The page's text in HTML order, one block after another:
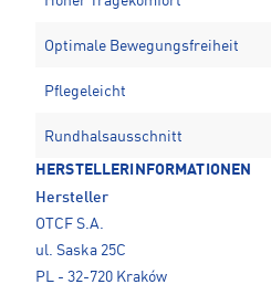
Optimale Bewegungsfreiheit
Pflegeleicht
Rundhalsausschnitt
HERSTELLERINFORMATIONEN
Hersteller
OTCF S.A.
ul. Saska 25C
PL - 32-720 Kraków